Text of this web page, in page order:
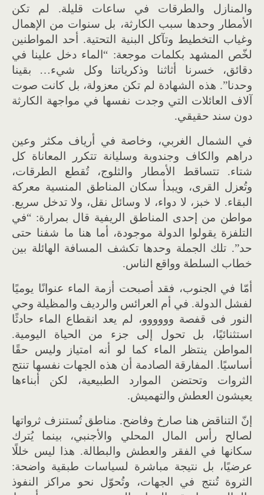
والمنازل والطرقات في ساعات قليلة. لم تكن
الأمطار وحدها سبب الكارثة، بل سنوات من الإهمال
وغياب التخطيط وتآكل البنية التحتية. أحد المواطنين
لخّص المشهد بكلمات موجعة: “الماء دخل علينا في
دقائق، خسرنا أثاثنا وذكرياتنا وكل شيء… بقينا
وحدنا”. هذه الشهادة لم تكن معزولة، بل كانت صوت
آلاف العائلات التي وجدت نفسها في مواجهة الكارثة
دون سند حقيقي.
في الشمال الغربي، وخاصة في أرياف مكثر وعين
دراهم والكاف وجندوبة وسليانة تتكرر المعاناة كل
شتاء. تتساقط الأمطار والثلوج، تُقطع الطرقات،
وتُعزل القرى، ويبدأ سكان المناطق المنسية معركة
البقاء. لا خبز، لا دواء، لا وسائل نقل، ولا تدخل سريع.
مواطن من إحدى المناطق الريفية قال بمرارة: “في
التلفزة يقولوا الدولة موجودة، أما هنا ما شفنا حتى
حد”. تلك الجملة وحدها تكشف المسافة الهائلة بين
خطاب السلطة وواقع الناس.
أمّا في الجنوب، فقد أصبحت أزمة الماء عنوانًا يوميًا
لفشل الدولة. في أم العرائس والرديف والمظيلة وحي
النور فى قفصة وووووو، لم يعد انقطاع الماء حادثًا
استثنائيًا، بل تحول إلى جزء من الحياة اليومية.
المواطن ينتظر الماء كما لو أنه امتياز وليس حقًا
أساسيًا. المفارقة الصادمة أن هذه الجهات نفسها تنتج
الثروات وتحتضن الموارد الطبيعية، لكن أبناءها
يعيشون العطش والتهميش.
إنّ التناقض هنا صارخ وفاضح. مناطق تُستنزف ثرواتها
لصالح رأس المال المحلي والأجنبي، بينما يُترك
سكانها في الفقر والعطش والبطالة. هذا ليس خللًا
عرضيًا، بل نتيجة مباشرة لسياسات طبقية واضحة:
الثروة تُنتج في الجهات، وتُحوّل نحو مراكز النفوذ